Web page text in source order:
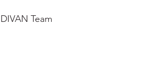
DIVAN Team